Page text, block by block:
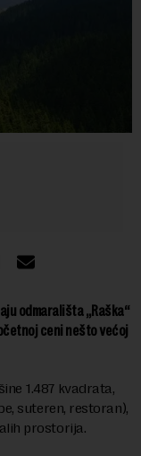
odmarališta „Raška“
ceni nešto većoj
1.487 kvadrata,
suteren, restoran),
prostorija.